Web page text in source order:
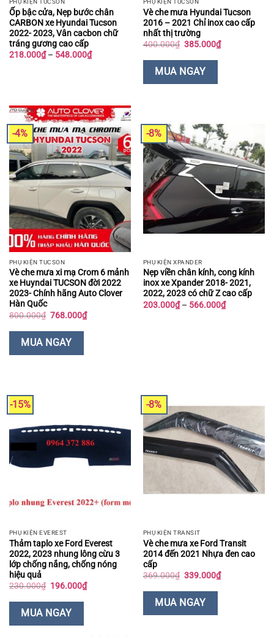
PHỤ KIỆN TUCSON
Ốp bậc cửa, Nẹp bước chân
CARBON xe Hyundai Tucson
2022- 2023, Vân cacbon chữ
tráng gương cao cấp
218.000₫ – 548.000₫Khoảng
giá:
PHỤ KIỆN TUCSON
Vè che mưa Hyundai Tucson
2016 – 2021 Chỉ inox cao cấp
nhất thị trường
400.000₫ Giá
là:
400.000₫.
385.000₫Giá
hiện
MUA NGAY
-4%
PHỤ KIỆN TUCSON
Vè che mưa xi mạ Crom 6 mảnh
xe Huyndai TUCSON đời 2022
2023- Chính hãng Auto Clover
Hàn Quốc
800.000₫ Giá
là:
800.000₫.
768.000₫Giá
hiện
MUA NGAY
-8%
PHỤ KIỆN XPANDER
Nẹp viền chân kính, cong kính
inox xe Xpander 2018- 2021,
2022, 2023 có chữ Z cao cấp
203.000₫ – 566.000₫Khoảng
giá:
-15%
PHỤ KIỆN EVEREST
Thảm taplo xe Ford Everest
2022, 2023 nhung lông cừu 3
lớp chống nắng, chống nóng
hiệu quả
230.000₫ Giá
là:
230.000₫.
196.000₫Giá
hiện
MUA NGAY
-8%
PHỤ KIỆN TRANSIT
Vè che mưa xe Ford Transit
2014 đến 2021 Nhựa đen cao
cấp
369.000₫ Giá
là:
369.000₫.
339.000₫Giá
hiện
MUA NGAY